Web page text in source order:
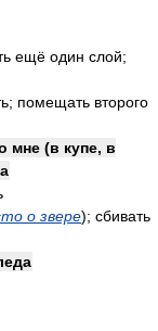
ещё один слой;
помещать второго
мне (в купе, в
о звере); сбивать